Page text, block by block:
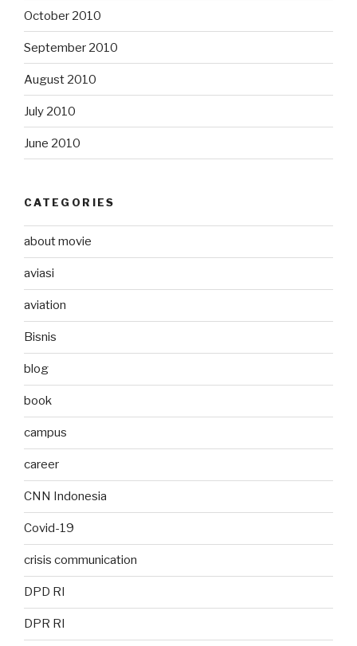
October 2010
September 2010
August 2010
July 2010
June 2010
CATEGORIES
about movie
aviasi
aviation
Bisnis
blog
book
campus
career
CNN Indonesia
Covid-19
crisis communication
DPD RI
DPR RI